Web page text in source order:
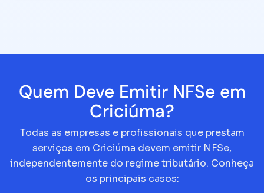
Quem Deve Emitir NFSe em
Criciúma?
Todas as empresas e profissionais que prestam
serviços em Criciúma devem emitir NFSe,
independentemente do regime tributário. Conheça
os principais casos: